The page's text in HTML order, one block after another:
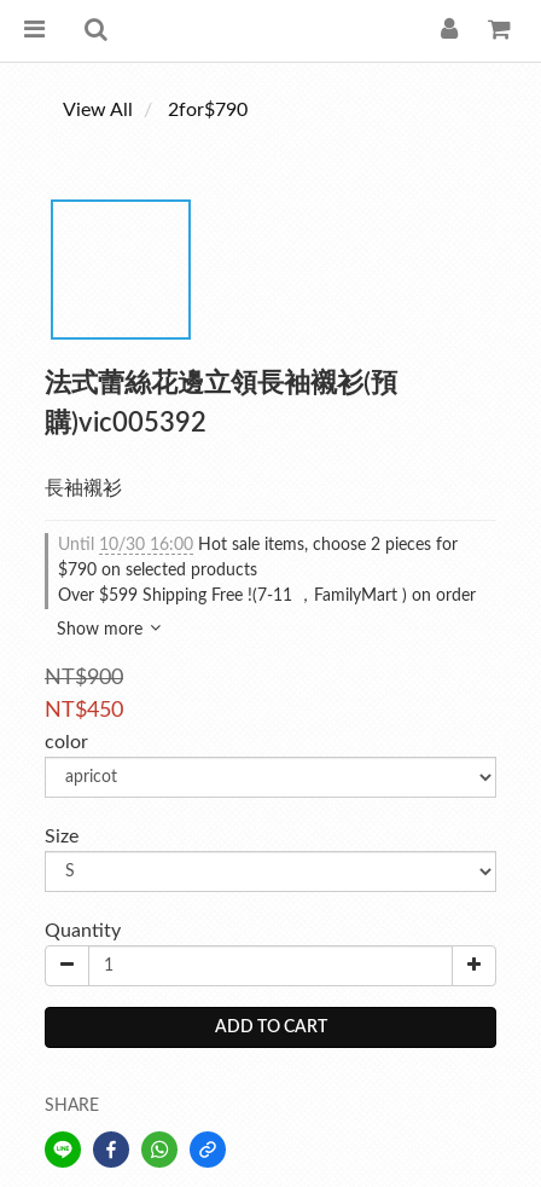
View All 2for$790
法式蕾絲花邊立領長袖襯衫(預
購)vic005392
長袖襯衫
Until 10/30 16:00 Hot sale items, choose 2 pieces for
$790 on selected products
Over $599 Shipping Free !(7-11 ，FamilyMart ) on order
Show more
NT$900
NT$450
color
Size
Quantity
ADD TO CART
SHARE